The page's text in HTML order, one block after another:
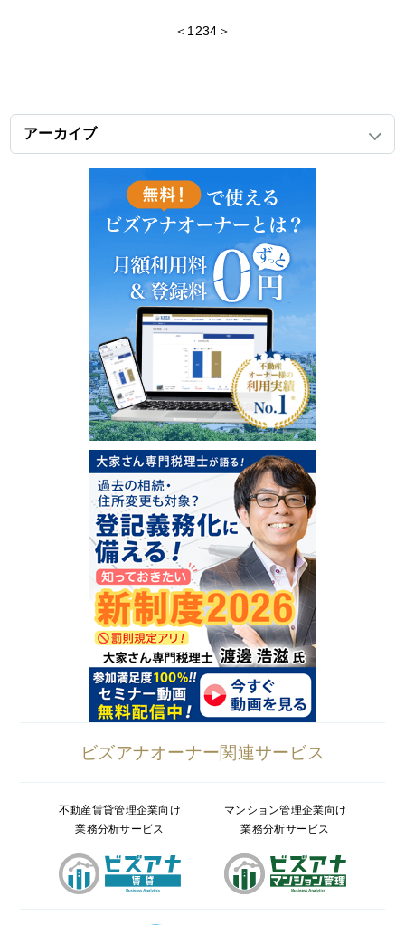
＜ 1 234 ＞
アーカイブ
ビズアナオーナー関連サービス
不動産賃貸管理企業向け
業務分析サービス
マンション管理企業向け
業務分析サービス